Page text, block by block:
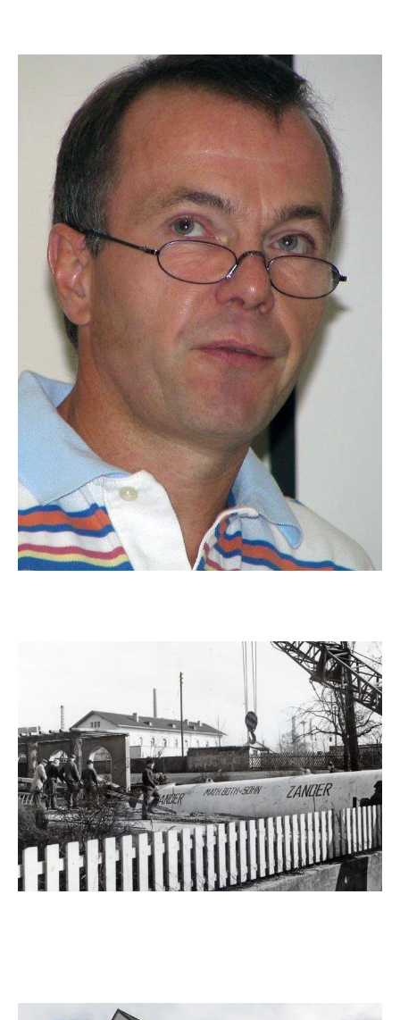
1982
Die 4. Generation
Franz Both (jun
), geb. 1956, tritt in den Familienbetrieb ein.
Nach seiner Lehre als Zentralheizungs- und Lüftungsbauer
hat er in Köln das Studium der Technischen
Gebäudeausrüstung und Betriebswirtschaftslehre als
Diplomingenieur und Diplomkaufmann abgeschlossen.
Von Null auf 100
In Bitburg wurden für die US-Army große Siedlungen
gebaut. Both stattete dort 240 Wohnungen mit
Sanitärinstallationen aus! Auch zu Hause stehen große
neue Projekte an.